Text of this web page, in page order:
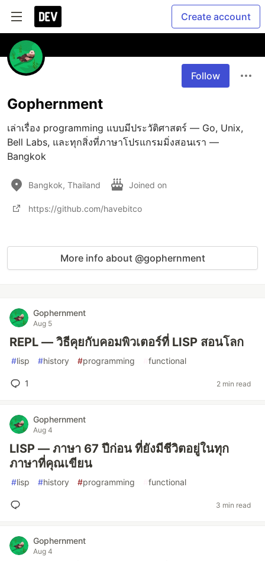
Create account
Follow
Gophernment
เล่าเรื่อง programming แบบมีประวัติศาสตร์ — Go, Unix,
Bell Labs, และทุกสิ่งที่ภาษาโปรแกรมมิ่งสอนเรา —
Bangkok
Bangkok, Thailand Joined on
https://github.com/havebitco
More info about @gophernment
Gophernment
Aug 5
REPL — วิธีคุยกับคอมพิวเตอร์ที่ LISP สอนโลก
#lisp #history #programming functional
1 2 min read
Gophernment
Aug 4
LISP — ภาษา 67 ปีก่อน ที่ยังมีชีวิตอยู่ในทุก
ภาษาที่คุณเขียน
#lisp #history #programming functional
3 min read
Gophernment
Aug 4